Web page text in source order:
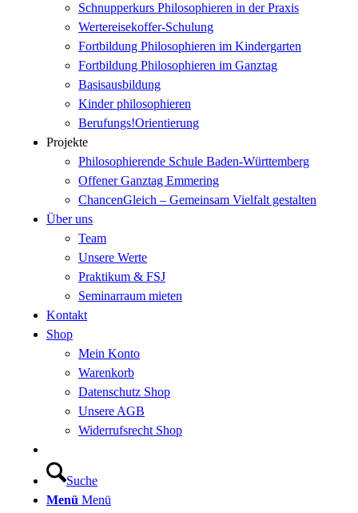
Schnupperkurs Philosophieren in der Praxis
Wertereisekoffer-Schulung
Fortbildung Philosophieren im Kindergarten
Fortbildung Philosophieren im Ganztag
Basisausbildung
Kinder philosophieren
Berufungs!Orientierung
Projekte
Philosophierende Schule Baden-Württemberg
Offener Ganztag Emmering
ChancenGleich – Gemeinsam Vielfalt gestalten
Über uns
Team
Unsere Werte
Praktikum & FSJ
Seminarraum mieten
Kontakt
Shop
Mein Konto
Warenkorb
Datenschutz Shop
Unsere AGB
Widerrufsrecht Shop
Suche
Menü Menü